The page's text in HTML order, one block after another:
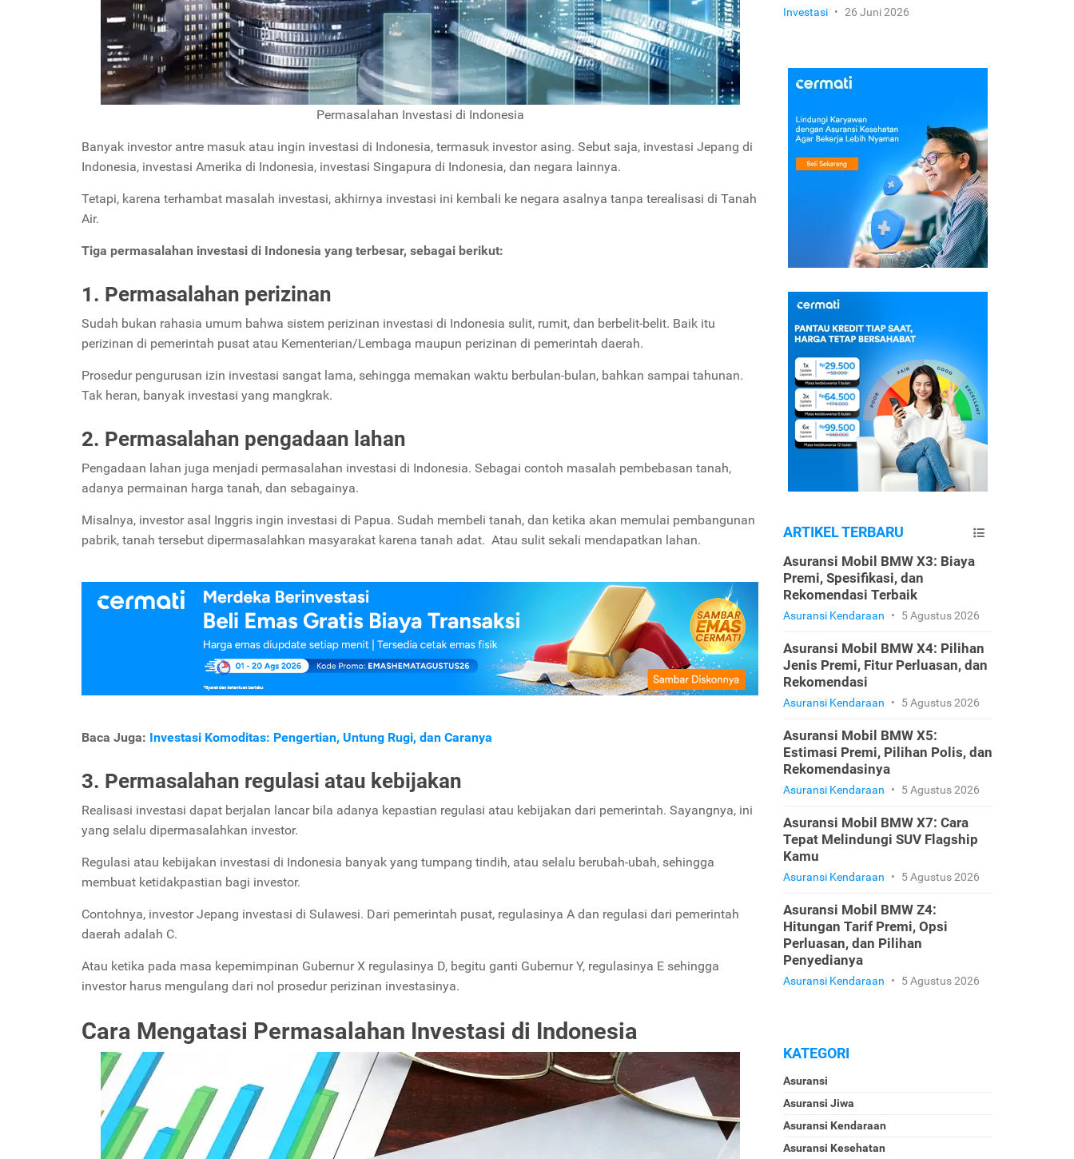
Permasalahan Investasi di Indonesia
Banyak investor antre masuk atau ingin investasi di Indonesia, termasuk investor asing. Sebut saja, investasi Jepang di
Indonesia, investasi Amerika di Indonesia, investasi Singapura di Indonesia, dan negara lainnya.
Tetapi, karena terhambat masalah investasi, akhirnya investasi ini kembali ke negara asalnya tanpa terealisasi di Tanah
Air.
Tiga permasalahan investasi di Indonesia yang terbesar, sebagai berikut:
1. Permasalahan perizinan
Sudah bukan rahasia umum bahwa sistem perizinan investasi di Indonesia sulit, rumit, dan berbelit-belit. Baik itu
perizinan di pemerintah pusat atau Kementerian/Lembaga maupun perizinan di pemerintah daerah.
Prosedur pengurusan izin investasi sangat lama, sehingga memakan waktu berbulan-bulan, bahkan sampai tahunan.
Tak heran, banyak investasi yang mangkrak.
2. Permasalahan pengadaan lahan
Pengadaan lahan juga menjadi permasalahan investasi di Indonesia. Sebagai contoh masalah pembebasan tanah,
adanya permainan harga tanah, dan sebagainya.
Misalnya, investor asal Inggris ingin investasi di Papua. Sudah membeli tanah, dan ketika akan memulai pembangunan
pabrik, tanah tersebut dipermasalahkan masyarakat karena tanah adat. Atau sulit sekali mendapatkan lahan.
Baca Juga: Investasi Komoditas: Pengertian, Untung Rugi, dan Caranya
3. Permasalahan regulasi atau kebijakan
Realisasi investasi dapat berjalan lancar bila adanya kepastian regulasi atau kebijakan dari pemerintah. Sayangnya, ini
yang selalu dipermasalahkan investor.
Regulasi atau kebijakan investasi di Indonesia banyak yang tumpang tindih, atau selalu berubah-ubah, sehingga
membuat ketidakpastian bagi investor.
Contohnya, investor Jepang investasi di Sulawesi. Dari pemerintah pusat, regulasinya A dan regulasi dari pemerintah
daerah adalah C.
Atau ketika pada masa kepemimpinan Gubernur X regulasinya D, begitu ganti Gubernur Y, regulasinya E sehingga
investor harus mengulang dari nol prosedur perizinan investasinya.
Cara Mengatasi Permasalahan Investasi di Indonesia
Investasi • 26 Juni 2026
ARTIKEL TERBARU
Asuransi Mobil BMW X3: Biaya
Premi, Spesifikasi, dan
Rekomendasi Terbaik
Asuransi Kendaraan • 5 Agustus 2026
Asuransi Mobil BMW X4: Pilihan
Jenis Premi, Fitur Perluasan, dan
Rekomendasi
Asuransi Kendaraan • 5 Agustus 2026
Asuransi Mobil BMW X5:
Estimasi Premi, Pilihan Polis, dan
Rekomendasinya
Asuransi Kendaraan • 5 Agustus 2026
Asuransi Mobil BMW X7: Cara
Tepat Melindungi SUV Flagship
Kamu
Asuransi Kendaraan • 5 Agustus 2026
Asuransi Mobil BMW Z4:
Hitungan Tarif Premi, Opsi
Perluasan, dan Pilihan
Penyedianya
Asuransi Kendaraan • 5 Agustus 2026
KATEGORI
Asuransi
Asuransi Jiwa
Asuransi Kendaraan
Asuransi Kesehatan